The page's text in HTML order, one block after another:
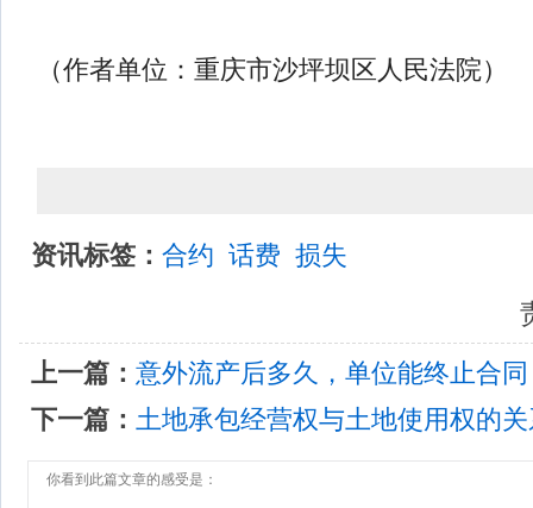
（作者单位：重庆市沙坪坝区人民法院）
资讯标签： 合约 话费 损失
上一篇： 意外流产后多久，单位能终止合
下一篇： 土地承包经营权与土地使用权的
你看到此篇文章的感受是：